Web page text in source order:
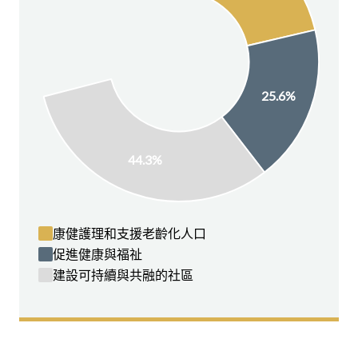
康健護理和支援老齡化人口
促進健康與福祉
建設可持續與共融的社區